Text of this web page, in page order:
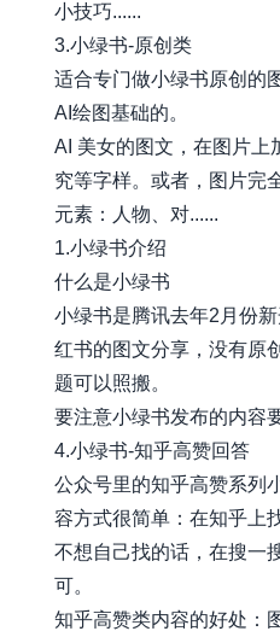
小技巧......
3.小绿书-原创类
适合专门做小绿书原创的
AI绘图基础的。
AI 美女的图文，在图片上
究等字样。或者，图片完
元素：人物、对......
1.小绿书介绍
什么是小绿书
小绿书是腾讯去年2月份
红书的图文分享，没有原
题可以照搬。
要注意小绿书发布的内容
4.小绿书-知乎高赞回答
公众号里的知乎高赞系列
容方式很简单：在知乎上
不想自己找的话，在搜一
可。
知乎高赞类内容的好处：